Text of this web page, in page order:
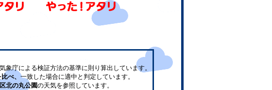
象庁による検証方法の基準に則り算出しています。
べ、 一致した場合に適中と判定しています。
北の丸公園の天気を参照しています。